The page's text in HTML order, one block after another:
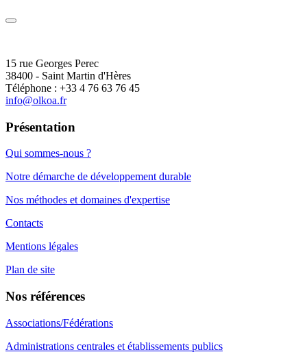
15 rue Georges Perec
38400 - Saint Martin d'Hères
Téléphone : +33 4 76 63 76 45
info@olkoa.fr
Présentation
Qui sommes-nous ?
Notre démarche de développement durable
Nos méthodes et domaines d'expertise
Contacts
Mentions légales
Plan de site
Nos références
Associations/Fédérations
Administrations centrales et établissements publics